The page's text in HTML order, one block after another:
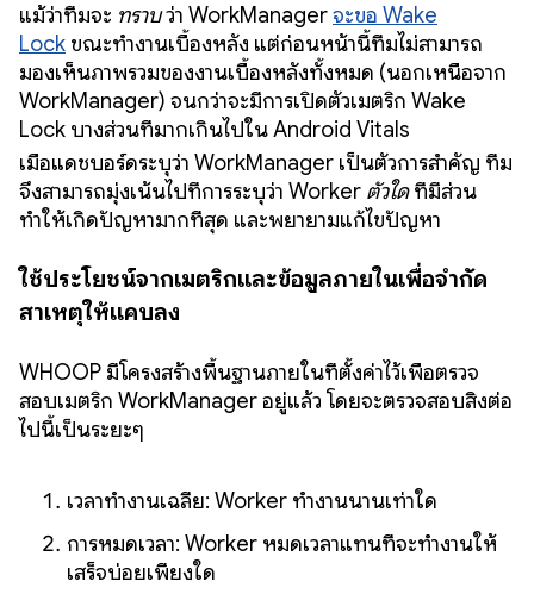
แม้ว่าทีมจะ ทราบว่า WorkManagerจะขอ Wake
Lock ขณะทำงานเบื้องหลัง แต่ก่อนหน้านี้ทีมไม่สามารถ
มองเห็นภาพรวมของงานเบื้องหลังทั้งหมด (นอกเหนือจาก
WorkManager) จนกว่าจะมีการเปิดตัวเมตริก Wake
Lock บางส่วนที่มากเกินไปใน Android Vitals
เมื่อแดชบอร์ดระบุว่า WorkManager เป็นตัวการสำคัญ ทีม
จึงสามารถมุ่งเน้นไปที่การระบุว่า Worker ตัวใดที่มีส่วน
ทำให้เกิดปัญหามากที่สุด และพยายามแก้ไขปัญหา
ใช้ประโยชน์จากเมตริกและข้อมูลภายในเพื่อจำกัด
สาเหตุให้แคบลง
WHOOP มีโครงสร้างพื้นฐานภายในที่ตั้งค่าไว้เพื่อตรวจ
สอบเมตริก WorkManager อยู่แล้ว โดยจะตรวจสอบสิ่งต่อ
ไปนี้เป็นระยะๆ
เวลาทำงานเฉลี่ย: Worker ทำงานนานเท่าใด
การหมดเวลา: Worker หมดเวลาแทนที่จะทำงานให้
เสร็จบ่อยเพียงใด